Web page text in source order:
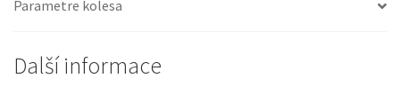
Parametre kolesa
Další informace